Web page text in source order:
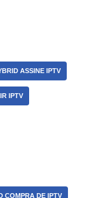
ASSINE IPTV
IPTV
COMPRA DE IPTV